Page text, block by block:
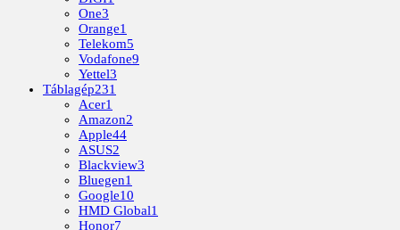
One3
Orange1
Telekom5
Vodafone9
Yettel3
Táblagép231
Acer1
Amazon2
Apple44
ASUS2
Blackview3
Bluegen1
Google10
HMD Global1
Honor7